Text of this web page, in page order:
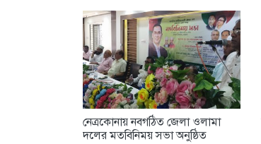
নেত্রকোনায় নবগঠিত জেলা ওলামা
দলের মতবিনিময় সভা অনুষ্ঠিত